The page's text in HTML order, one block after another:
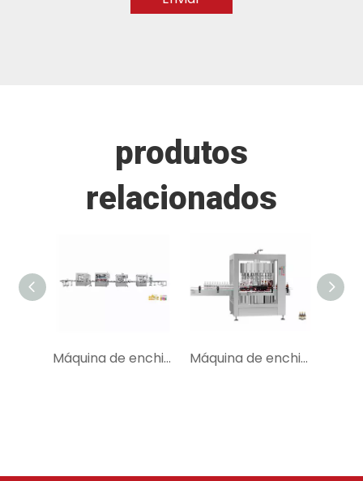
produtos
relacionados
Máquina de enchimento e tampagem de linha de enchimento de garrafas de 1000 ml Máquina de enchimento de pistão controlada por PLC ZHDP-1924B